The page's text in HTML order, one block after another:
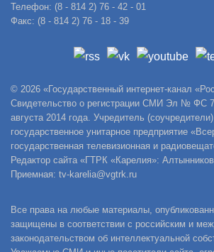
Телефон: (8 - 814 2) 76 - 42 - 01
Факс: (8 - 814 2) 76 - 18 - 39
© 2026 «Государственный интернет-канал
Свидетельство о регистрации СМИ Эл № ФС
августа 2014 года. Учредитель
государственное унитарное предприятие
государственная телевизионная и
Редактор сайта «ГТРК «Карелия»:
Приемная: tv-karelia@vgtrk.ru
Все права на любые материалы,
защищены в соответствии с российским и
законодательством об интеллектуальной